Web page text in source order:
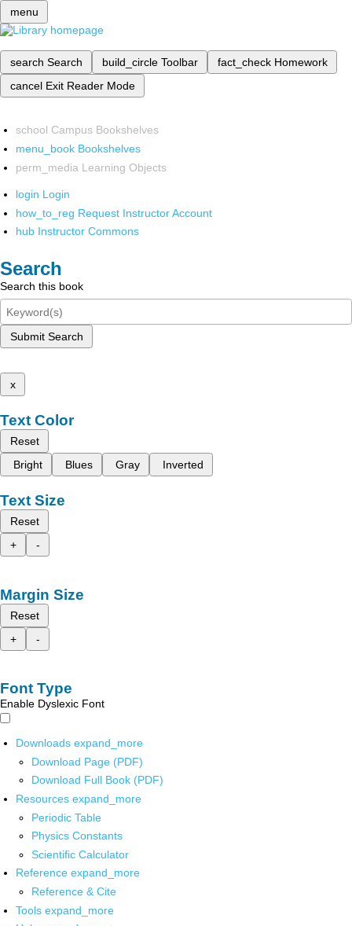
menu
search Search build_circle Toolbar fact_check Homework
cancel Exit Reader Mode
school Campus Bookshelves
menu_book Bookshelves
perm_media Learning Objects
login Login
how_to_reg Request Instructor Account
hub Instructor Commons
Search
Search this book
Submit Search
x
Text Color
Reset
Bright
Blues Gray Inverted
Text Size
Reset
+
-
Margin Size
Reset
+
-
Font Type
Enable Dyslexic Font
Downloads expand_more
Download Page (PDF)
Download Full Book (PDF)
Resources expand_more
Periodic Table
Physics Constants
Scientific Calculator
Reference expand_more
Reference & Cite
Tools expand_more